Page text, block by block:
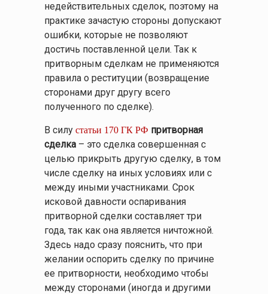
недействительных сделок, поэтому на
практике зачастую стороны допускают
ошибки, которые не позволяют
достичь поставленной цели. Так к
притворным сделкам не применяются
правила о реституции (возвращение
сторонами друг другу всего
полученного по сделке).
В силу статьи 170 ГК РФ притворная
сделка – это сделка совершенная с
целью прикрыть другую сделку, в том
числе сделку на иных условиях или с
между иными участниками. Срок
исковой давности оспаривания
притворной сделки составляет три
года, так как она является ничтожной.
Здесь надо сразу пояснить, что при
желании оспорить сделку по причине
ее притворности, необходимо чтобы
между сторонами (иногда и другими